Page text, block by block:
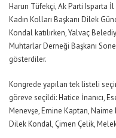
Harun Tüfekçi, Ak Parti Isparta İl
Kadın Kolları Başkanı Dilek
Kondal katılırken, Yalvaç
Muhtarlar Derneği Başkanı
gösterdiler.
Kongrede yapılan tek listeli
göreve seçildi: Hatice İnanıcı,
Menevşe, Emine Kaptan, Naime
Dilek Kondal, Çimen Çelik,